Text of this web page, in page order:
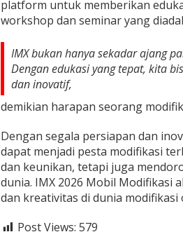
platform untuk memberikan
workshop dan seminar yang
IMX bukan hanya sekadar ajang
Dengan edukasi yang tepat, kita
dan inovatif,
demikian harapan seorang
Dengan segala persiapan dan
dapat menjadi pesta modifikasi
dan keunikan, tetapi juga
dunia. IMX 2026 Mobil Modifikasi
dan kreativitas di dunia modifikasi
Post Views: 579